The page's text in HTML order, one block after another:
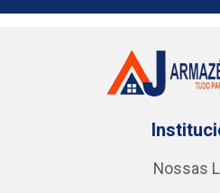
Nossas